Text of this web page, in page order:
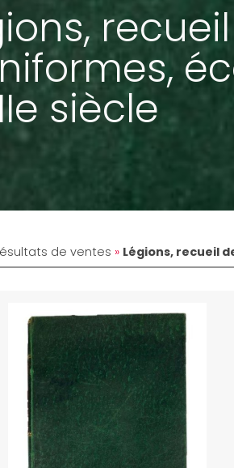
siècle
de ventes » Légions, recueil